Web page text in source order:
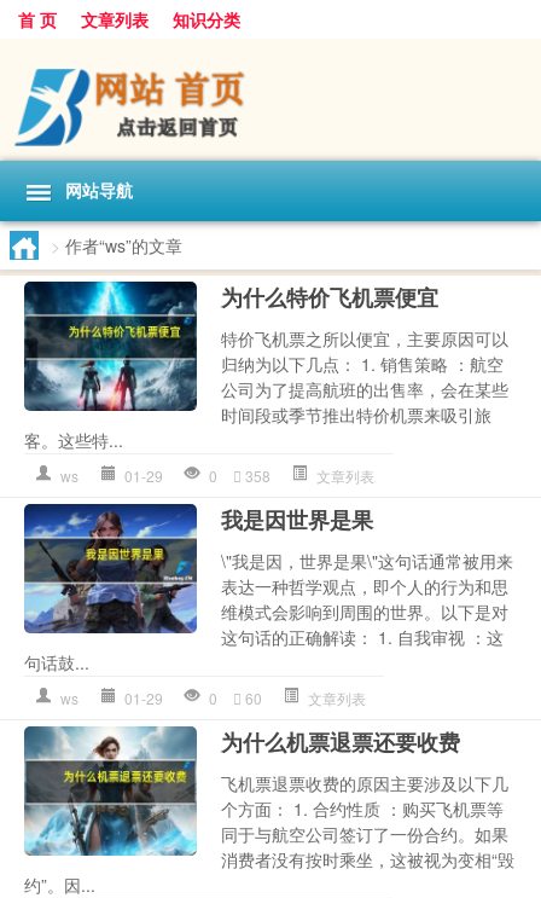
首 页 文章列表 知识分类
网站导航
> 作者“ws”的文章
为什么特价飞机票便宜
特价飞机票之所以便宜，主要原因可以
归纳为以下几点： 1. 销售策略 ：航空
公司为了提高航班的出售率，会在某些
时间段或季节推出特价机票来吸引旅
客。这些特...
ws 01-29 0 358 文章列表
我是因世界是果
\"我是因，世界是果\"这句话通常被用来
表达一种哲学观点，即个人的行为和思
维模式会影响到周围的世界。以下是对
这句话的正确解读： 1. 自我审视 ：这
句话鼓...
ws 01-29 0 60 文章列表
为什么机票退票还要收费
飞机票退票收费的原因主要涉及以下几
个方面： 1. 合约性质 ：购买飞机票等
同于与航空公司签订了一份合约。如果
消费者没有按时乘坐，这被视为变相“毁
约”。因...